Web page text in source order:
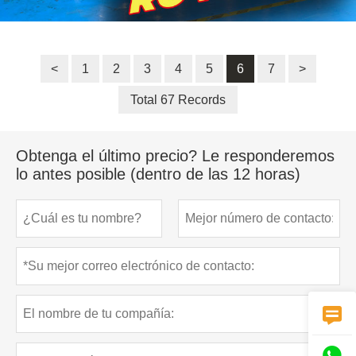
< 1 2 3 4 5 6 7 >
Total 67 Records
Obtenga el último precio? Le responderemos
lo antes posible (dentro de las 12 horas)
